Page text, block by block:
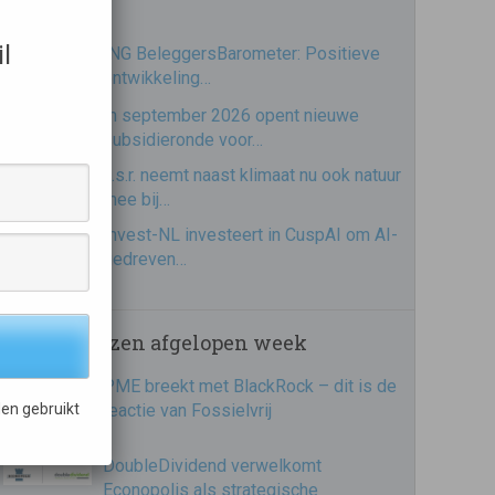
ING BeleggersBarometer: Positieve
ontwikkeling…
In september 2026 opent nieuwe
subsidieronde voor…
a.s.r. neemt naast klimaat nu ook natuur
mee bij…
Invest-NL investeert in CuspAI om AI-
gedreven…
Meest gelezen afgelopen week
PME breekt met BlackRock – dit is de
reactie van Fossielvrij
DoubleDividend verwelkomt
Econopolis als strategische
gebruikt